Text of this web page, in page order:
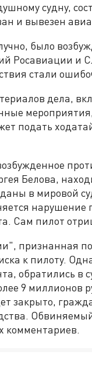
судну,
и вывезен
было
Росавиации и
стали
дела,
подать
Белова,
в мировой
нарушение
Сам пилот
признанная
к пилоту.
обратились в
9 миллионов
закрыто,
комментариев.